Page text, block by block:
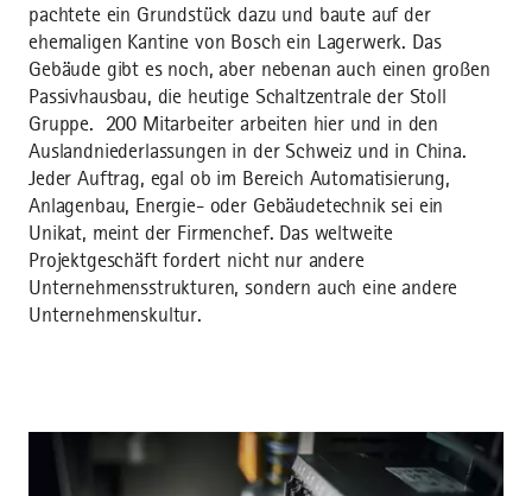
pachtete ein Grundstück dazu und baute auf der
ehemaligen Kantine von Bosch ein Lagerwerk. Das
Gebäude gibt es noch, aber nebenan auch einen großen
Passivhausbau, die heutige Schaltzentrale der Stoll
Gruppe. 200 Mitarbeiter arbeiten hier und in den
Auslandniederlassungen in der Schweiz und in China.
Jeder Auftrag, egal ob im Bereich Automatisierung,
Anlagenbau, Energie- oder Gebäudetechnik sei ein
Unikat, meint der Firmenchef. Das weltweite
Projektgeschäft fordert nicht nur andere
Unternehmensstrukturen, sondern auch eine andere
Unternehmenskultur.